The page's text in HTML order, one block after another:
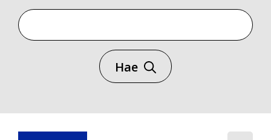
Hae sivustolta
Hae